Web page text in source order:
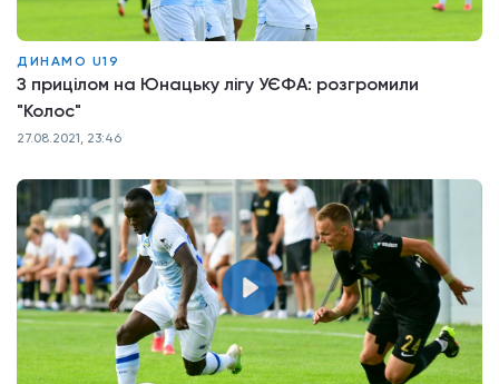
ДИНАМО U19
З прицілом на Юнацьку лігу УЄФА: розгромили
"Колос"
27.08.2021, 23:46